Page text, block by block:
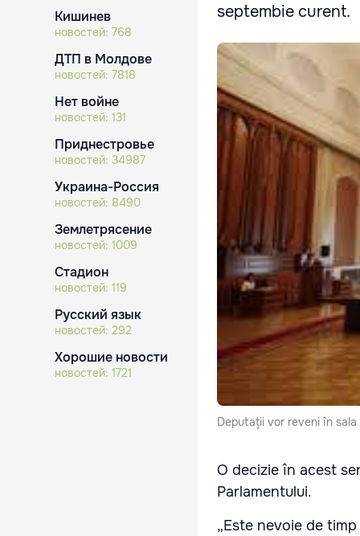
Кишинев
новостей: 768
ДТП в Молдове
новостей: 7818
Нет войне
новостей: 131
Приднестровье
новостей: 34987
Украина-Россия
новостей: 8490
Землетрясение
новостей: 1009
Стадион
новостей: 119
Русский язык
новостей: 292
Хорошие новости
новостей: 1721
septembie curent.
Deputații vor reveni în
O decizie în acest
Parlamentului.
„Este nevoie de